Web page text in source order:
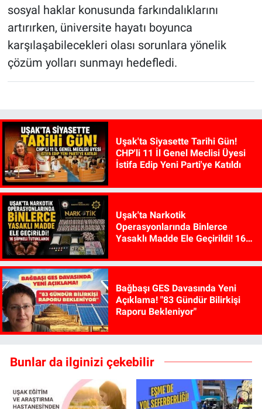
sosyal haklar konusunda farkındalıklarını
artırırken, üniversite hayatı boyunca
karşılaşabilecekleri olası sorunlara yönelik
çözüm yolları sunmayı hedefledi.
Uşak'ta Siyasette Tarihi Gün!
CHP'li 11 İl Genel Meclisi Üyesi
İstifa Edip Yeni Parti'ye Katıldı
Uşak'ta Narkotik
Operasyonlarında Binlerce
Yasaklı Madde Ele Geçirildi! 16
Bağbaşı GES Davasında Yeni
Açıklama! "83 Gündür Bilirkişi
Raporu Bekleniyor"
Bunlar da ilginizi çekebilir